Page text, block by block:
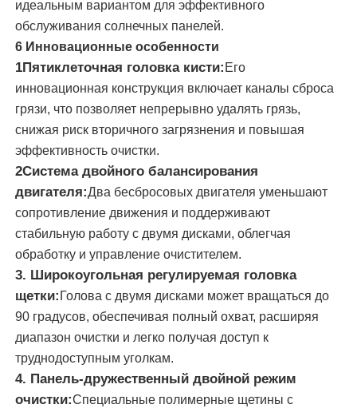
щетка чистки панели солнечных батарей
Солнечная панель с вращающейся щеткой
Щетка для мытья солнечных панелей
Рулочная щетка для солнечных панелей
Инструменты для очистки солнечных панелей
Оборудование для мытья солнечных панелей
Штанга с подачей воды
машина обратного осмоза
идеальным вариантом для эффективного
обслуживания солнечных панелей.
6 Инновационные особенности
1Пятиклеточная головка кисти: Его
инновационная конструкция включает каналы сброса
грязи, что позволяет непрерывно удалять грязь,
снижая риск вторичного загрязнения и повышая
эффективность очистки.
2Система двойного балансирования
двигателя:Два бесбросовых двигателя уменьшают
сопротивление движения и поддерживают
стабильную работу с двумя дисками, облегчая
обработку и управление очистителем.
3. Широкоугольная регулируемая головка
щетки: Голова с двумя дисками может вращаться до
90 градусов, обеспечивая полный охват, расширяя
диапазон очистки и легко получая доступ к
труднодоступным уголкам.
4. Панель-дружественный двойной режим
очистки:Специальные полимерные щетины с